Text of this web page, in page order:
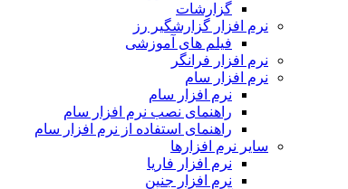
گزارشات
نرم افزار گزارشگیر رز
فیلم های آموزشی
نرم افزار فرانگر
نرم افزار سام
نرم افزار سام
راهنمای نصب نرم افزار سام
راهنمای استفاده از نرم افزار سام
سایر نرم افزارها
نرم افزار فاریا
نرم افزار جنین